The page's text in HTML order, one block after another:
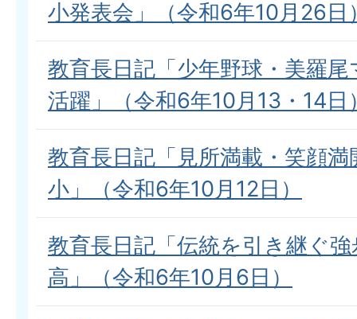
小発表会」（令和6年10月26日
教育長日記「少年野球・美羅
活躍」（令和6年10月13・14日
教育長日記「見所満載・笑顔
小」（令和6年10月12日）
教育長日記「伝統を引き継ぐ
高」（令和6年10月6日）